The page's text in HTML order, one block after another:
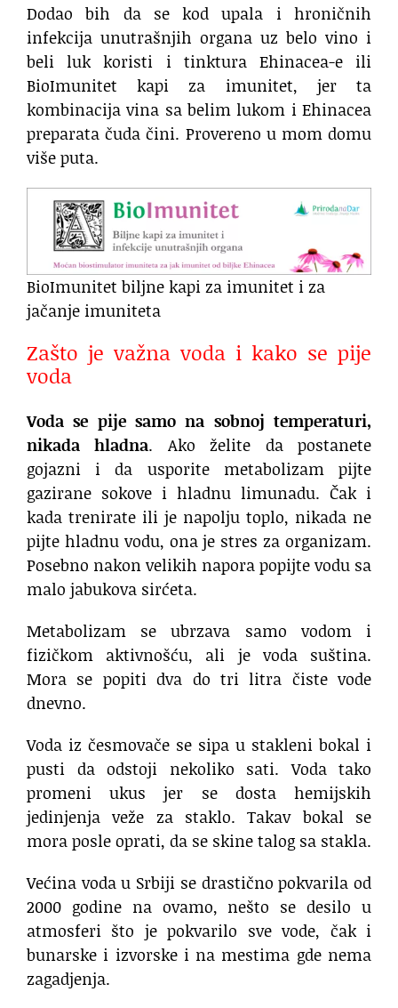
Dodao bih da se kod upala i hroničnih
infekcija unutrašnjih organa uz belo vino i
beli luk koristi i tinktura Ehinacea-e ili
BioImunitet kapi za imunitet, jer ta
kombinacija vina sa belim lukom i Ehinacea
preparata čuda čini. Provereno u mom domu
više puta.
BioImunitet biljne kapi za imunitet i za
jačanje imuniteta
Zašto je važna voda i kako se pije
voda
Voda se pije samo na sobnoj temperaturi,
nikada hladna. Ako želite da postanete
gojazni i da usporite metabolizam pijte
gazirane sokove i hladnu limunadu. Čak i
kada trenirate ili je napolju toplo, nikada ne
pijte hladnu vodu, ona je stres za organizam.
Posebno nakon velikih napora popijte vodu sa
malo jabukova sirćeta.
Metabolizam se ubrzava samo vodom i
fizičkom aktivnošću, ali je voda suština.
Mora se popiti dva do tri litra čiste vode
dnevno.
Voda iz česmovače se sipa u stakleni bokal i
pusti da odstoji nekoliko sati. Voda tako
promeni ukus jer se dosta hemijskih
jedinjenja veže za staklo. Takav bokal se
mora posle oprati, da se skine talog sa stakla.
Većina voda u Srbiji se drastično pokvarila od
2000 godine na ovamo, nešto se desilo u
atmosferi što je pokvarilo sve vode, čak i
bunarske i izvorske i na mestima gde nema
zagadjenja.